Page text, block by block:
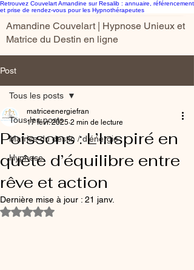
Retrouvez Couvelart Amandine sur Resalib : annuaire, référencement
et prise de rendez-vous pour les Hypnothérapeutes
Amandine Couvelart | Hypnose Unieux et
Matrice du Destin en ligne
Post
Tous les posts
Matrice du destin / d'énergie
Hypnose
Tous les posts
Poissons : L’Inspiré en
quête d’équilibre entre
rêve et action
matriceenergiefran
17 févr. 2025 2 min de lecture
Dernière mise à jour : 21 janv.
Noté NaN étoiles sur 5.